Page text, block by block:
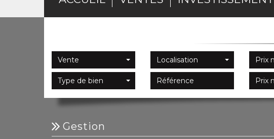
Vente
Type de bien
Localisation
gestion